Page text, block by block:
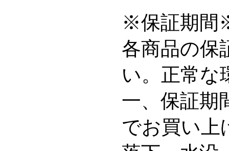
※保証期
各商品の保
い。正常な
一、保証期
でお買い上